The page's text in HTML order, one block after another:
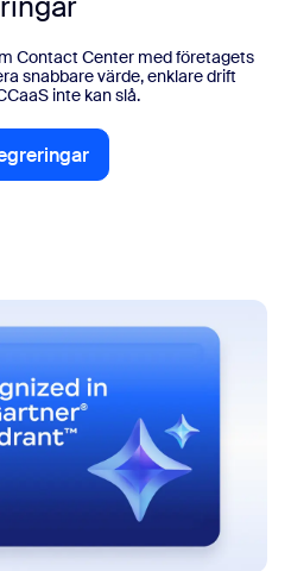
Contact Center med företagets
snabbare värde, enklare drift
inte kan slå.
appar och integreringar